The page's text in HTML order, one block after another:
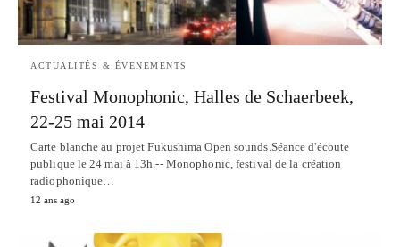
ACTUALITÉS & ÉVENEMENTS
Festival Monophonic, Halles de Schaerbeek,
22-25 mai 2014
Carte blanche au projet Fukushima Open sounds.Séance d'écoute
publique le 24 mai à 13h.-- Monophonic, festival de la création
radiophonique…
12 ans ago